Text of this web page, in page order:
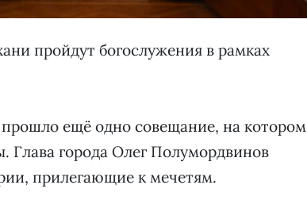
пройдут богослужения в рамках
ещё одно совещание, на котором
Глава города Олег Полумордвинов
прилегающие к мечетям.